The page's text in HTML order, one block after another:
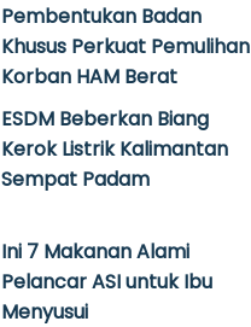
Pembentukan Badan
Khusus Perkuat Pemulihan
Korban HAM Berat
ESDM Beberkan Biang
Kerok Listrik Kalimantan
Sempat Padam
Ini 7 Makanan Alami
Pelancar ASI untuk Ibu
Menyusui